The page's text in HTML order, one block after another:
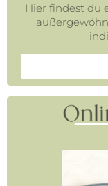
Hier findest du